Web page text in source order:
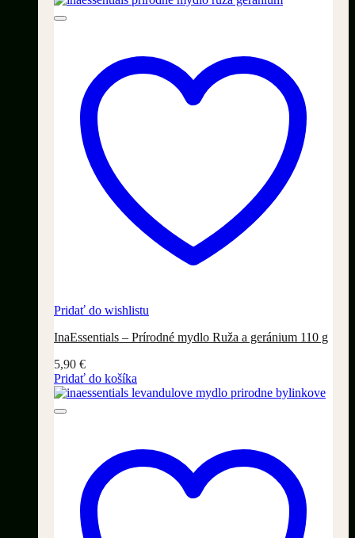
Pridať do wishlistu
InaEssentials – Prírodné mydlo Ruža a geránium 110 g
5,90 €
Pridať do košíka